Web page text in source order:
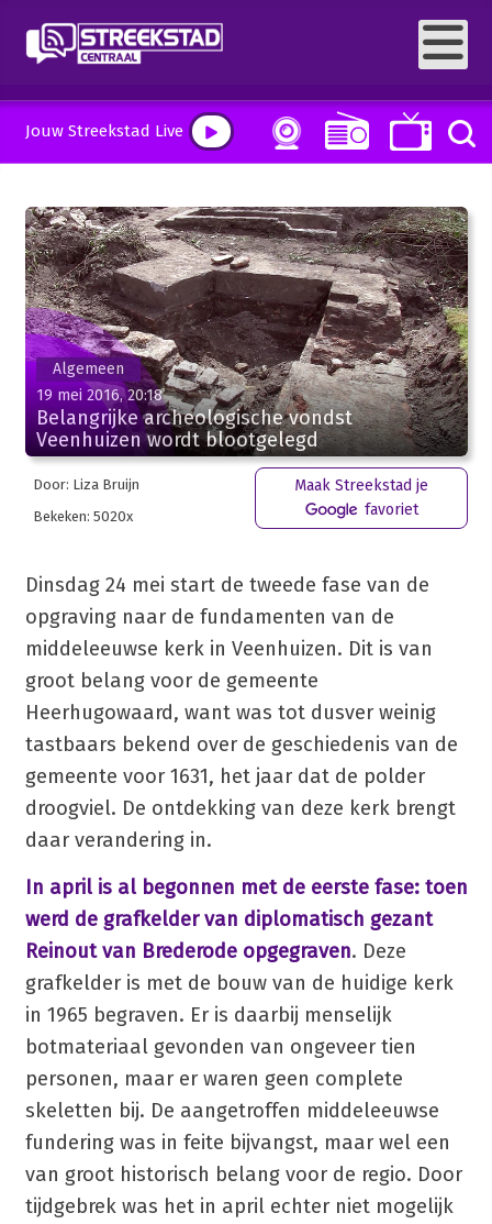
Jouw Streekstad Live
Algemeen
19 mei 2016, 20:18
Belangrijke archeologische vondst
Veenhuizen wordt blootgelegd
Door: Liza Bruijn
Bekeken: 5020x
Maak Streekstad je
favoriet
Dinsdag 24 mei start de tweede fase van de
opgraving naar de fundamenten van de
middeleeuwse kerk in Veenhuizen. Dit is van
groot belang voor de gemeente
Heerhugowaard, want was tot dusver weinig
tastbaars bekend over de geschiedenis van de
gemeente voor 1631, het jaar dat de polder
droogviel. De ontdekking van deze kerk brengt
daar verandering in.
In april is al begonnen met de eerste fase: toen
werd de grafkelder van diplomatisch gezant
Reinout van Brederode opgegraven. Deze
grafkelder is met de bouw van de huidige kerk
in 1965 begraven. Er is daarbij menselijk
botmateriaal gevonden van ongeveer tien
personen, maar er waren geen complete
skeletten bij. De aangetroffen middeleeuwse
fundering was in feite bijvangst, maar wel een
van groot historisch belang voor de regio. Door
tijdgebrek was het in april echter niet mogelijk